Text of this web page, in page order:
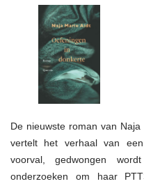
De nieuwste roman van Naja
vertelt het verhaal van
voorval, gedwongen
onderzoeken om haar